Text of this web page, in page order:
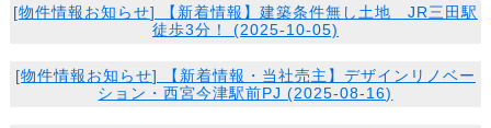
[物件情報お知らせ] 【新着情報】建築条件無し土地 JR三田駅
徒歩3分！ (2025-10-05)
[物件情報お知らせ] 【新着情報・当社売主】デザインリノベー
ション・西宮今津駅前PJ (2025-08-16)